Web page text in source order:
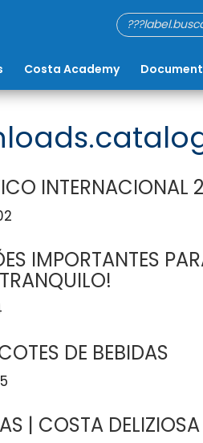
Costa Academy
INTERNACIONAL
IMPORTANTES
DE BEBIDAS
| COSTA